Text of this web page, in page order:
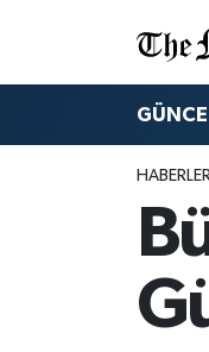
ASAYİŞ VE
BÜYÜKŞEHİR
ASAYİŞ VE
BÜYÜKŞEHİR
EKONOMİ
Nöbetçi
Hava Durumu
Namaz Vakitleri
Süper Lig